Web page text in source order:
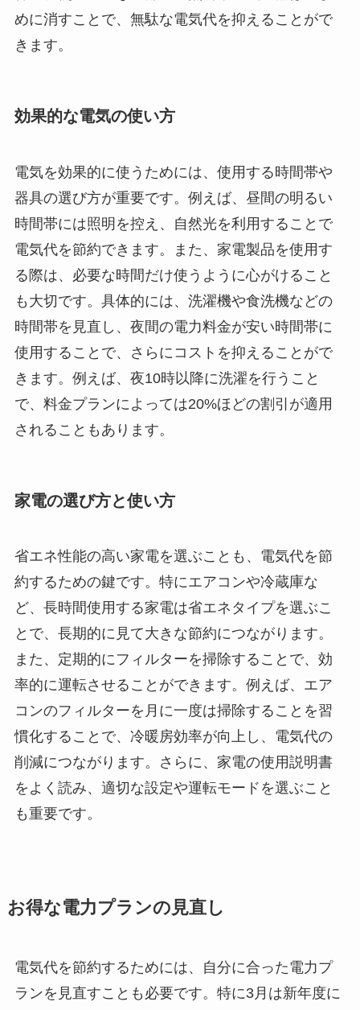
めに消すことで、無駄な電気代を抑えることがで
きます。
効果的な電気の使い方
電気を効果的に使うためには、使用する時間帯や
器具の選び方が重要です。例えば、昼間の明るい
時間帯には照明を控え、自然光を利用することで
電気代を節約できます。また、家電製品を使用す
る際は、必要な時間だけ使うように心がけること
も大切です。具体的には、洗濯機や食洗機などの
時間帯を見直し、夜間の電力料金が安い時間帯に
使用することで、さらにコストを抑えることがで
きます。例えば、夜10時以降に洗濯を行うこと
で、料金プランによっては20%ほどの割引が適用
されることもあります。
家電の選び方と使い方
省エネ性能の高い家電を選ぶことも、電気代を節
約するための鍵です。特にエアコンや冷蔵庫な
ど、長時間使用する家電は省エネタイプを選ぶこ
とで、長期的に見て大きな節約につながります。
また、定期的にフィルターを掃除することで、効
率的に運転させることができます。例えば、エア
コンのフィルターを月に一度は掃除することを習
慣化することで、冷暖房効率が向上し、電気代の
削減につながります。さらに、家電の使用説明書
をよく読み、適切な設定や運転モードを選ぶこと
も重要です。
お得な電力プランの見直し
電気代を節約するためには、自分に合った電力プ
ランを見直すことも必要です。特に3月は新年度に